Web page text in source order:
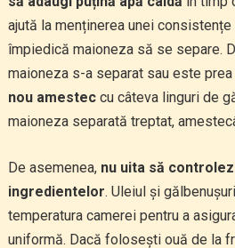
ajută la menținerea unei
împiedică maioneza să se separe.
maioneza s-a separat sau este
nou amesteccu câteva linguri de
maioneza separată treptat,
De asemenea, nu uita să
ingredientelor. Uleiul și
temperatura camerei pentru a
uniformă. Dacă folosești ouă de la